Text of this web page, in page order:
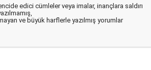
edici cümleler veya imalar, inançlara saldırı
ve büyük harflerle yazılmış yorumlar